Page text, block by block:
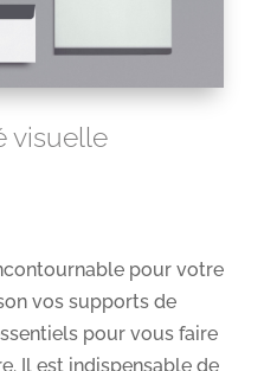
visuelle
pour votre
vos supports de
pour vous faire
Il est indispensable de